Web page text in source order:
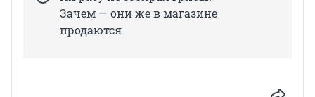
Зачем — они же в магазине
продаются